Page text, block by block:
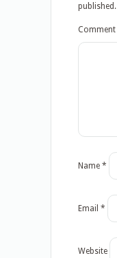
published.
Comment
Name *
Email *
Website